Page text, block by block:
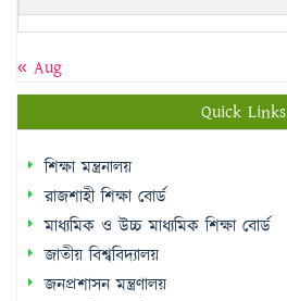
« Aug
Quick Links
শিক্ষা মন্ত্রনালয়
রাজশাহী শিক্ষা বোর্ড
মাধ্যমিক ও উচ্চ মাধ্যমিক শিক্ষা বোর্ড
জাতীয় বিশ্ববিদ্যালয়
জনপ্রশাসন মন্ত্রণালয়